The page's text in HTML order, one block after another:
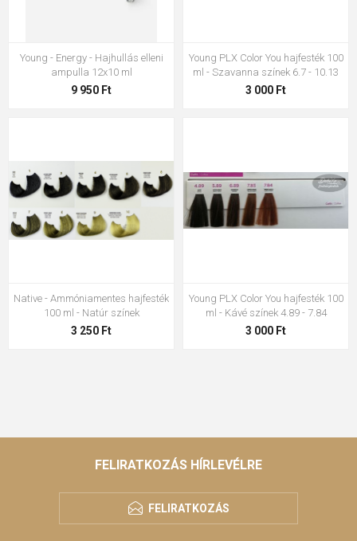
Young - Energy - Hajhullás elleni
ampulla 12x10 ml
9 950 Ft
Young PLX Color You hajfesték 100
ml - Szavanna színek 6.7 - 10.13
3 000 Ft
Native - Ammóniamentes hajfesték
100 ml - Natúr színek
3 250 Ft
Young PLX Color You hajfesték 100
ml - Kávé színek 4.89 - 7.84
3 000 Ft
FELIRATKOZÁS HÍRLEVÉLRE
FELIRATKOZÁS